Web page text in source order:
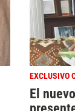
EXCLUSIVO
El